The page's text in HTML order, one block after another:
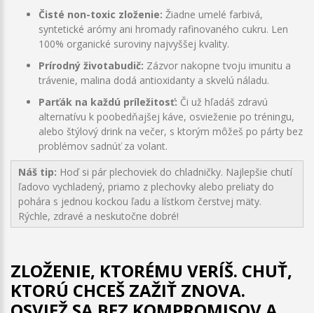
Čisté non-toxic zloženie: Žiadne umelé farbivá,
syntetické arómy ani hromady rafinovaného cukru. Len
100% organické suroviny najvyššej kvality.
Prírodný životabudič: Zázvor nakopne tvoju imunitu a
trávenie, malina dodá antioxidanty a skvelú náladu.
Parťák na každú príležitosť: Či už hľadáš zdravú
alternatívu k poobedňajšej káve, osvieženie po tréningu,
alebo štýlový drink na večer, s ktorým môžeš po párty bez
problémov sadnúť za volant.
Náš tip: Hoď si pár plechoviek do chladničky. Najlepšie chutí
ľadovo vychladený, priamo z plechovky alebo preliaty do
pohára s jednou kockou ľadu a lístkom čerstvej mäty.
Rýchle, zdravé a neskutočne dobré!
ZLOŽENIE, KTORÉMU VERÍŠ. CHUŤ,
KTORÚ CHCEŠ ZAŽIŤ ZNOVA.